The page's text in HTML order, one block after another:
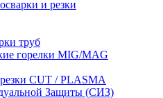
и резки
труб
горелки MIG/MAG
CUT / PLASMA
Защиты (СИЗ)